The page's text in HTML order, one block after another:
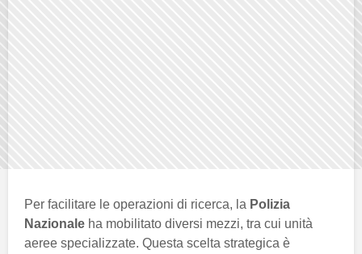
Per facilitare le operazioni di ricerca, la Polizia
Nazionale ha mobilitato diversi mezzi, tra cui unità
aeree specializzate. Questa scelta strategica è